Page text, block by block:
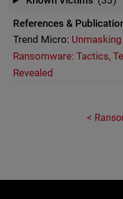
References &
Trend Micro:
Ransomware: Tactics,
Revealed